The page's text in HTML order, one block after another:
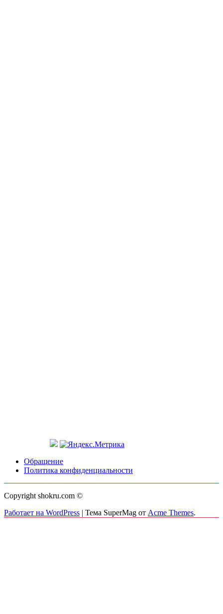
Обращение
Политика конфиденциальности
Copyright shokru.com ©
Работает на WordPress | Тема SuperMag от Acme Themes.